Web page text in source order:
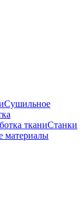
Сушильное
тканиСтанки
материалы